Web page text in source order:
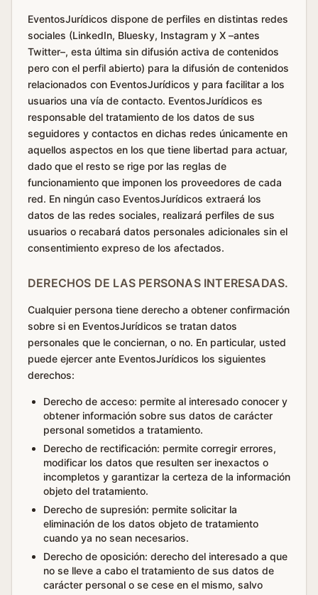
EventosJurídicos dispone de perfiles en distintas redes
sociales (LinkedIn, Bluesky, Instagram y X –antes
Twitter–, esta última sin difusión activa de contenidos
pero con el perfil abierto) para la difusión de contenidos
relacionados con EventosJurídicos y para facilitar a los
usuarios una vía de contacto. EventosJurídicos es
responsable del tratamiento de los datos de sus
seguidores y contactos en dichas redes únicamente en
aquellos aspectos en los que tiene libertad para actuar,
dado que el resto se rige por las reglas de
funcionamiento que imponen los proveedores de cada
red. En ningún caso EventosJurídicos extraerá los
datos de las redes sociales, realizará perfiles de sus
usuarios o recabará datos personales adicionales sin el
consentimiento expreso de los afectados.
DERECHOS DE LAS PERSONAS INTERESADAS.
Cualquier persona tiene derecho a obtener confirmación
sobre si en EventosJurídicos se tratan datos
personales que le conciernan, o no. En particular, usted
puede ejercer ante EventosJurídicos los siguientes
derechos:
Derecho de acceso: permite al interesado conocer y
obtener información sobre sus datos de carácter
personal sometidos a tratamiento.
Derecho de rectificación: permite corregir errores,
modificar los datos que resulten ser inexactos o
incompletos y garantizar la certeza de la información
objeto del tratamiento.
Derecho de supresión: permite solicitar la
eliminación de los datos objeto de tratamiento
cuando ya no sean necesarios.
Derecho de oposición: derecho del interesado a que
no se lleve a cabo el tratamiento de sus datos de
carácter personal o se cese en el mismo, salvo